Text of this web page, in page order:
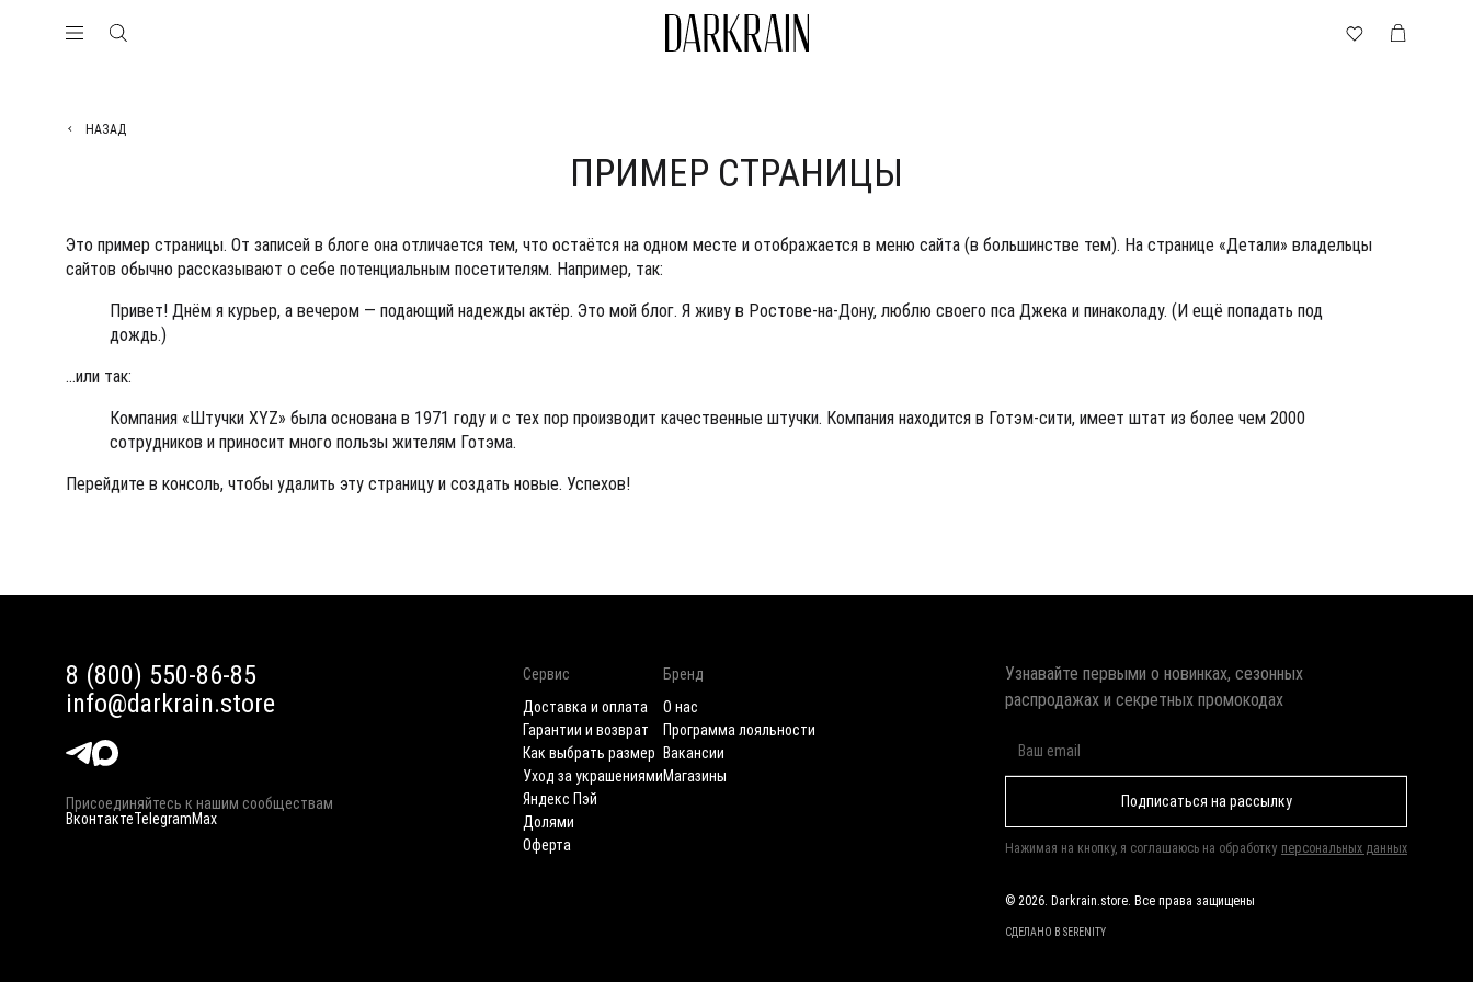
НАЗАД
ПРИМЕР СТРАНИЦЫ
Это пример страницы. От записей в блоге она отличается тем, что остаётся на одном месте и отображается в меню сайта (в большинстве тем). На странице «Детали» владельцы
сайтов обычно рассказывают о себе потенциальным посетителям. Например, так:
Привет! Днём я курьер, а вечером — подающий надежды актёр. Это мой блог. Я живу в Ростове-на-Дону, люблю своего пса Джека и пинаколаду. (И ещё попадать под
дождь.)
…или так:
Компания «Штучки XYZ» была основана в 1971 году и с тех пор производит качественные штучки. Компания находится в Готэм-сити, имеет штат из более чем 2000
сотрудников и приносит много пользы жителям Готэма.
Перейдите в консоль, чтобы удалить эту страницу и создать новые. Успехов!
8 (800) 550-86-85
info@darkrain.store
Присоединяйтесь к нашим сообществам
ВконтактеTelegramMax
Сервис
Доставка и оплата
Гарантии и возврат
Как выбрать размер
Уход за украшениями
Яндекс Пэй
Долями
Оферта
Бренд
О нас
Программа лояльности
Вакансии
Магазины
Узнавайте первыми о новинках, сезонных
распродажах и секретных промокодах
Подписаться на рассылку
Нажимая на кнопку, я соглашаюсь на обработку персональных данных
© 2026. Darkrain.store. Все права защищены
СДЕЛАНО В SERENITY